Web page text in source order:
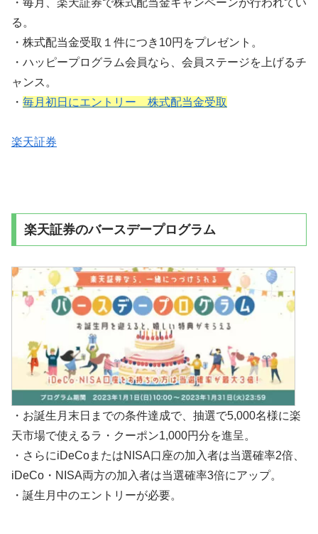
る。
・株式配当金受取１件につき10円をプレゼント。
・ハッピープログラム会員なら、会員ステージを上げるチ
ャンス。
・ 毎月初日にエントリー 株式配当金受取
楽天証券
楽天証券のバースデープログラム
・お誕生月末日までの条件達成で、抽選で5,000名様に楽
天市場で使えるラ・クーポン1,000円分を進呈。
・さらにiDeCoまたはNISA口座の加入者は当選確率2倍、
iDeCo・NISA両方の加入者は当選確率3倍にアップ。
・誕生月中のエントリーが必要。